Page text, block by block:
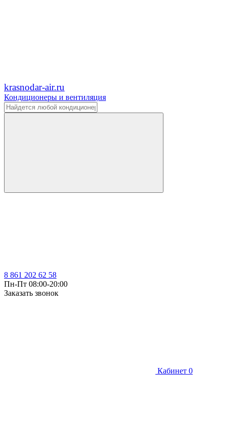
krasnodar-air.ru
Кондиционеры и вентиляция
8 861 202 62 58
Пн-Пт 08:00-20:00
Заказать звонок
Кабинет 0